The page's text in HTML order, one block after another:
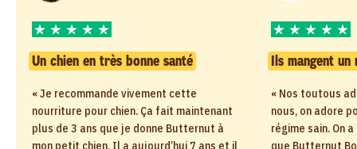
Un chien en très bonne santé
« Je recommande vivement cette
nourriture pour chien. Ça fait maintenant
plus de 3 ans que je donne Butternut à
mon petit chien. Il a aujourd’hui 7 ans et il
Ils mangent un
« Nos toutous
nous, on adore
régime sain. On
que Butternut